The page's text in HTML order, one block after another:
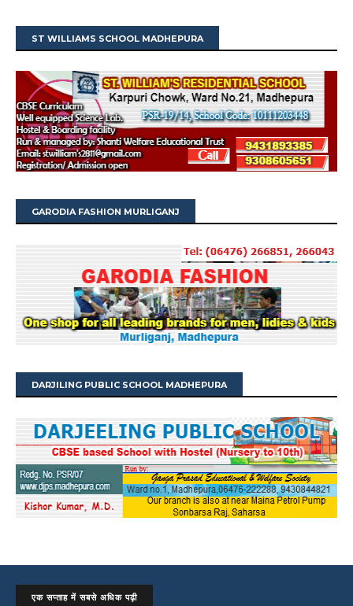
ST WILLIAMS SCHOOL MADHEPURA
GARODIA FASHION MURLIGANJ
DARJILING PUBLIC SCHOOL MADHEPURA
एक सप्ताह में सबसे अधिक पढ़ी